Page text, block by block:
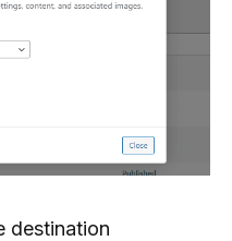
destination